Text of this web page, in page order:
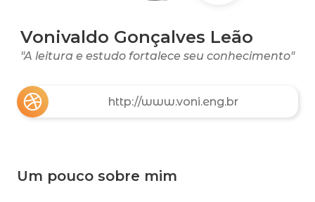
Vonivaldo Gonçalves Leão
"A leitura e estudo fortalece seu conhecimento"
http://www.voni.eng.br
Um pouco sobre mim